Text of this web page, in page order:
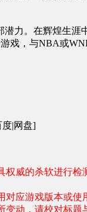
力。在辉煌生
戏，与NBA或
度|网盘]
威的杀软进行检
对应游戏版本或使
动，请校对标题